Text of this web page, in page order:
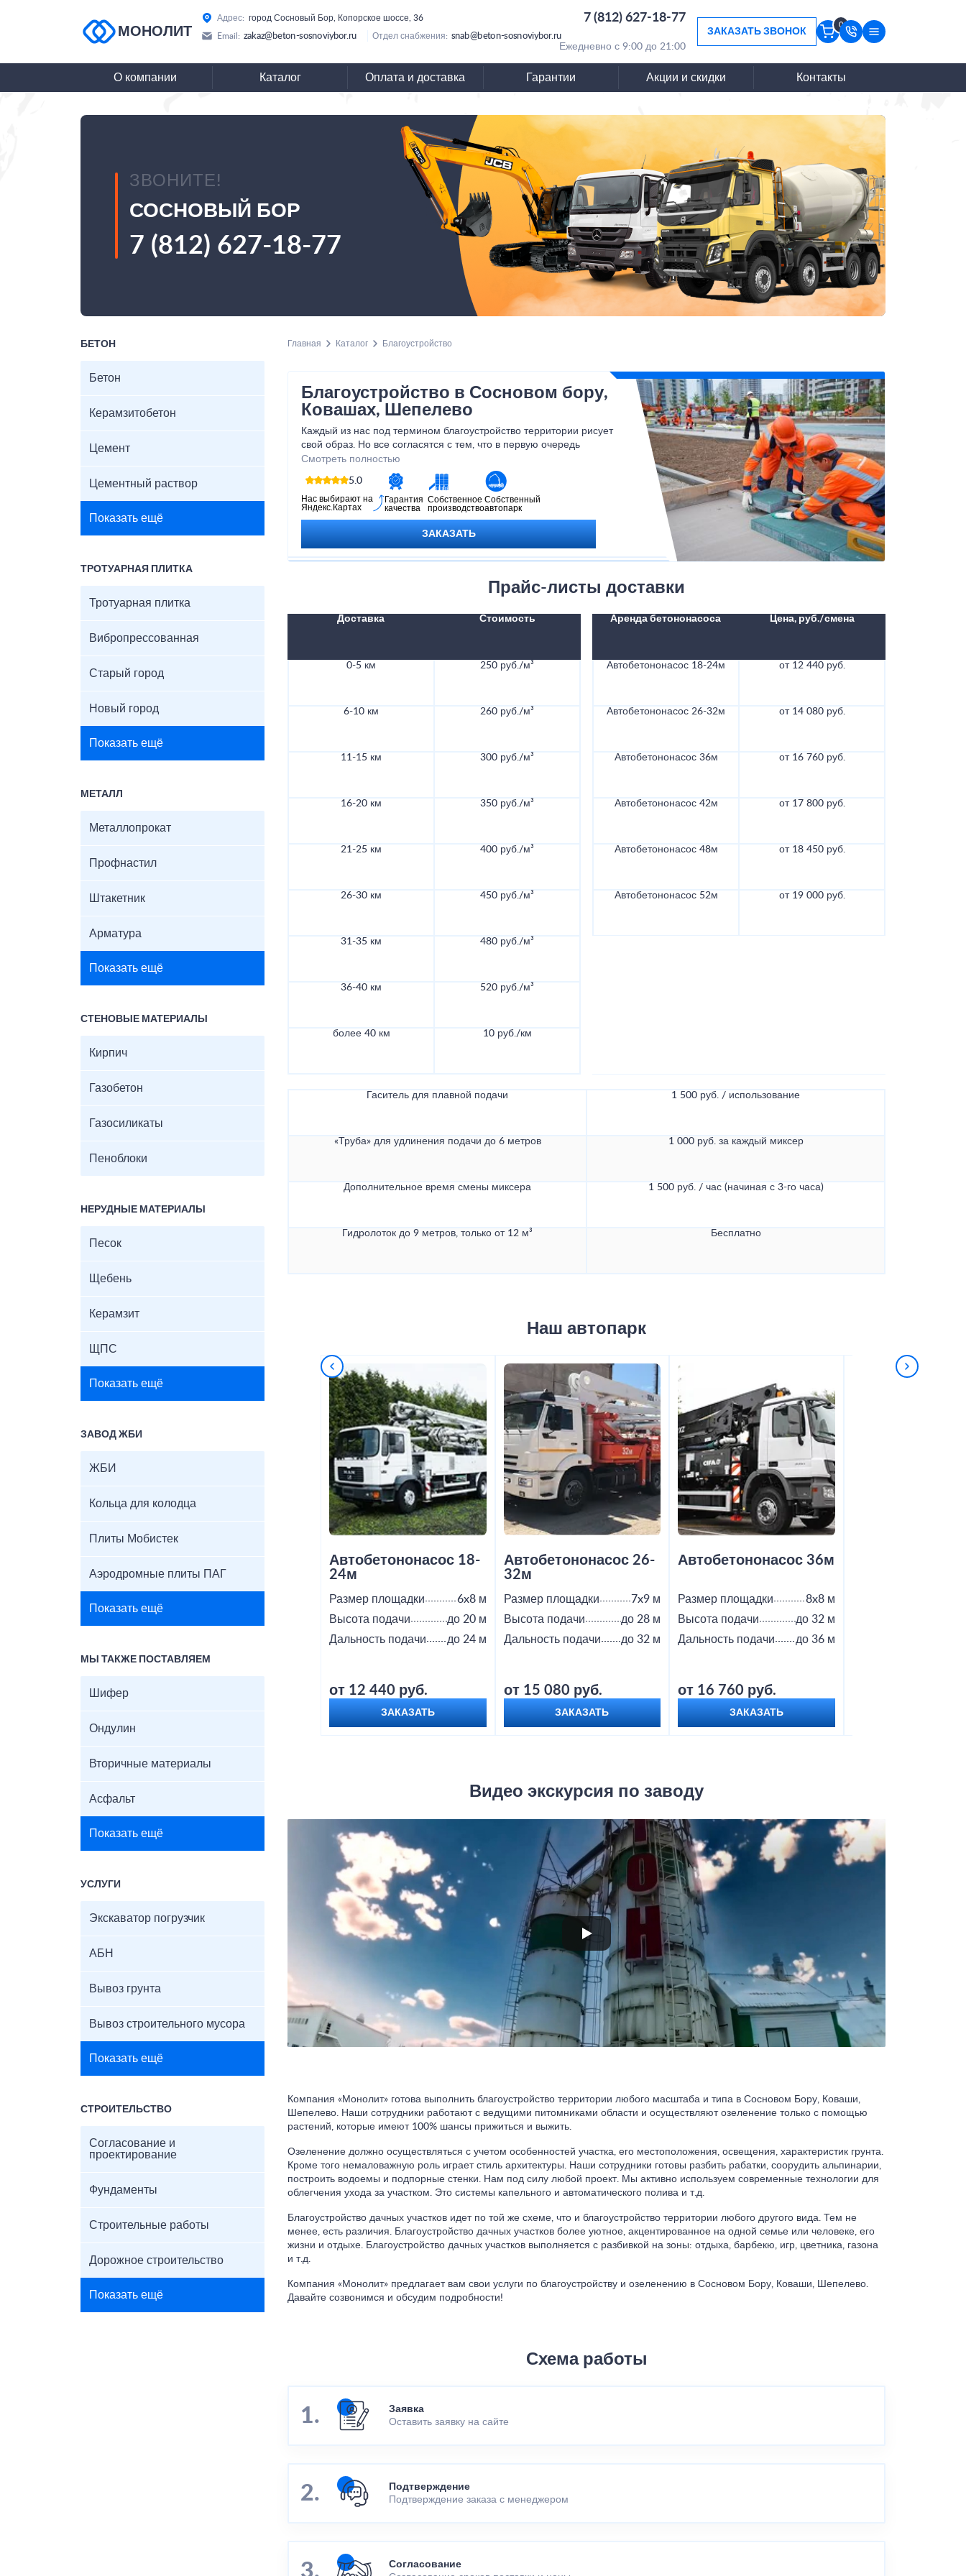
МОНОЛИТ
Адрес: город Сосновый Бор, Копорское шоссе, 36 7 (812) 627-18-77
Email: zakaz@beton-sosnoviybor.ru Отдел снабжения: snab@beton-sosnoviybor.ru
Ежедневно с 9:00 до 21:00
ЗАКАЗАТЬ ЗВОНОК
0
О компании Каталог Оплата и доставка Гарантии Акции и скидки Контакты
ЗВОНИТЕ!
СОСНОВЫЙ БОР
7 (812) 627-18-77
БЕТОН
Бетон
Керамзитобетон
Цемент
Цементный раствор
Показать ещё
ТРОТУАРНАЯ ПЛИТКА
Тротуарная плитка
Вибропрессованная
Старый город
Новый город
Показать ещё
МЕТАЛЛ
Металлопрокат
Профнастил
Штакетник
Арматура
Показать ещё
СТЕНОВЫЕ МАТЕРИАЛЫ
Кирпич
Газобетон
Газосиликаты
Пеноблоки
НЕРУДНЫЕ МАТЕРИАЛЫ
Песок
Щебень
Керамзит
ЩПС
Показать ещё
ЗАВОД ЖБИ
ЖБИ
Кольца для колодца
Плиты Мобистек
Аэродромные плиты ПАГ
Показать ещё
МЫ ТАКЖЕ ПОСТАВЛЯЕМ
Шифер
Ондулин
Вторичные материалы
Асфальт
Показать ещё
УСЛУГИ
Экскаватор погрузчик
АБН
Вывоз грунта
Вывоз строительного мусора
Показать ещё
СТРОИТЕЛЬСТВО
Согласование и
проектирование
Фундаменты
Строительные работы
Дорожное строительство
Показать ещё
Главная Каталог Благоустройство
Благоустройство в Сосновом бору,
Ковашах, Шепелево
Каждый из нас под термином благоустройство территории рисует
свой образ. Но все согласятся с тем, что в первую очередь
благоустройство территории – это ее озеленение.
Смотреть полностью
5.0
Нас выбирают на
Яндекс.Картах
Гарантия
качества
Собственное
производство
Собственный
автопарк
ЗАКАЗАТЬ
Прайс-листы доставки
Доставка Стоимость
0-5 км 250 руб./м³
6-10 км 260 руб./м³
11-15 км 300 руб./м³
16-20 км 350 руб./м³
21-25 км 400 руб./м³
26-30 км 450 руб./м³
31-35 км 480 руб./м³
36-40 км 520 руб./м³
более 40 км 10 руб./км
Аренда бетононасоса Цена, руб./смена
Автобетононасос 18-24м от 12 440 руб.
Автобетононасос 26-32м от 14 080 руб.
Автобетононасос 36м от 16 760 руб.
Автобетононасос 42м от 17 800 руб.
Автобетононасос 48м от 18 450 руб.
Автобетононасос 52м от 19 000 руб.
Гаситель для плавной подачи 1 500 руб. / использование
«Труба» для удлинения подачи до 6 метров 1 000 руб. за каждый миксер
Дополнительное время смены миксера 1 500 руб. / час (начиная с 3-го часа)
Гидролоток до 9 метров, только от 12 м³ Бесплатно
Наш автопарк
Автобетононасос 18-
24м
Размер площадки
6x8 м
Высота подачи
до 20 м
Дальность подачи
до 24 м
от 12 440 руб.
ЗАКАЗАТЬ
Автобетононасос 26-
32м
Размер площадки
7x9 м
Высота подачи
до 28 м
Дальность подачи
до 32 м
от 15 080 руб.
ЗАКАЗАТЬ
Автобетононасос 36м
Размер площадки
8x8 м
Высота подачи
до 32 м
Дальность подачи
до 36 м
от 16 760 руб.
ЗАКАЗАТЬ
Видео экскурсия по заводу
Компания «Монолит» готова выполнить благоустройство территории любого масштаба и типа в Сосновом Бору, Коваши,
Шепелево. Наши сотрудники работают с ведущими питомниками области и осуществляют озеленение только с помощью
растений, которые имеют 100% шансы прижиться и выжить.
Озеленение должно осуществляться с учетом особенностей участка, его местоположения, освещения, характеристик грунта.
Кроме того немаловажную роль играет стиль архитектуры. Наши сотрудники готовы разбить рабатки, соорудить альпинарии,
построить водоемы и подпорные стенки. Нам под силу любой проект. Мы активно используем современные технологии для
облегчения ухода за участком. Это системы капельного и автоматического полива и т.д.
Благоустройство дачных участков идет по той же схеме, что и благоустройство территории любого другого вида. Тем не
менее, есть различия. Благоустройство дачных участков более уютное, акцентированное на одной семье или человеке, его
жизни и отдыхе. Благоустройство дачных участков выполняется с разбивкой на зоны: отдыха, барбекю, игр, цветника, газона
и т.д.
Компания «Монолит» предлагает вам свои услуги по благоустройству и озеленению в Сосновом Бору, Коваши, Шепелево.
Давайте созвонимся и обсудим подробности!
Схема работы
Заявка
Оставить заявку на сайте
Подтверждение
Подтверждение заказа с менеджером
Согласование